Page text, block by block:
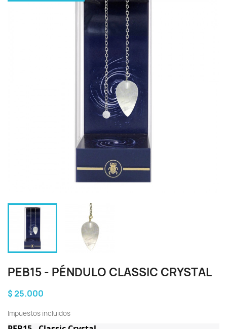
PEB15 - PÉNDULO CLASSIC CRYSTAL
$ 25.000
Impuestos incluidos